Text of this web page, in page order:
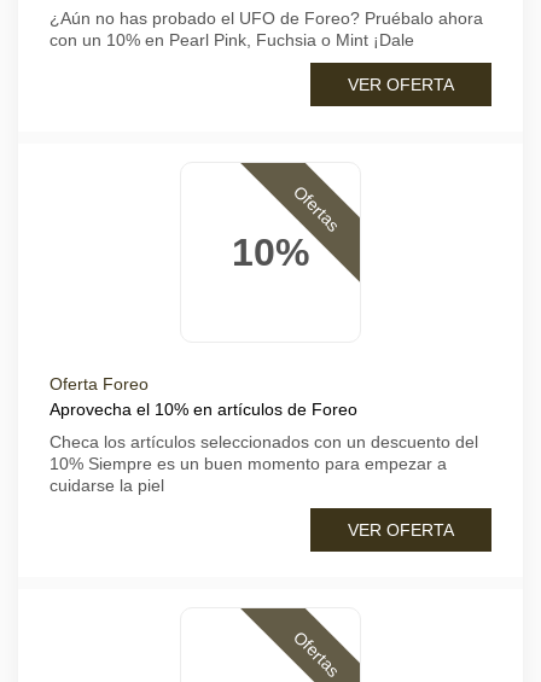
¿Aún no has probado el UFO de Foreo? Pruébalo ahora
con un 10% en Pearl Pink, Fuchsia o Mint ¡Dale
VER OFERTA
10%
Ofertas
Oferta Foreo
Aprovecha el 10% en artículos de Foreo
Checa los artículos seleccionados con un descuento del
10% Siempre es un buen momento para empezar a
cuidarse la piel
VER OFERTA
Ofertas